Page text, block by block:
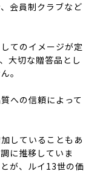
会員制クラブなど
てのイメージが定
大切な贈答品とし
。
への信頼によって
していることもあ
に推移していま
が、ルイ13世の価